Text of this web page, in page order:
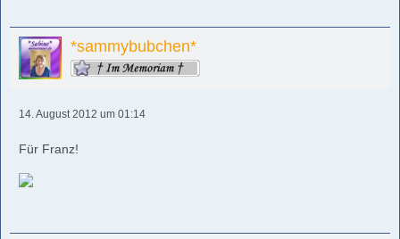
*sammybubchen*
14. August 2012 um 01:14
Für Franz!